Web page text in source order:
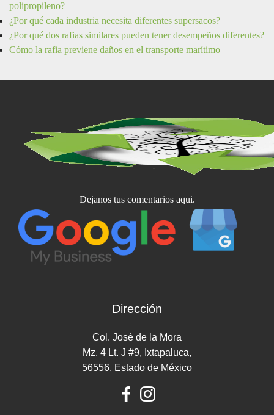
polipropileno?
¿Por qué cada industria necesita diferentes supersacos?
¿Por qué dos rafias similares pueden tener desempeños diferentes?
Cómo la rafia previene daños en el transporte marítimo
Dejanos tus comentarios aqui.
Dirección
Col. José de la Mora
Mz. 4 Lt. J #9, Ixtapaluca,
56556, Estado de México